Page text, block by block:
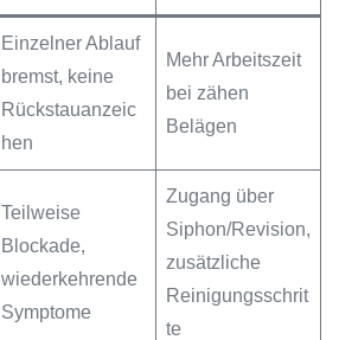
Einzelner Ablauf
bremst, keine
Rückstauanzeic
hen
Mehr Arbeitszeit
bei zähen
Belägen
Teilweise
Blockade,
wiederkehrende
Symptome
Zugang über
Siphon/Revision,
zusätzliche
Reinigungsschrit
te